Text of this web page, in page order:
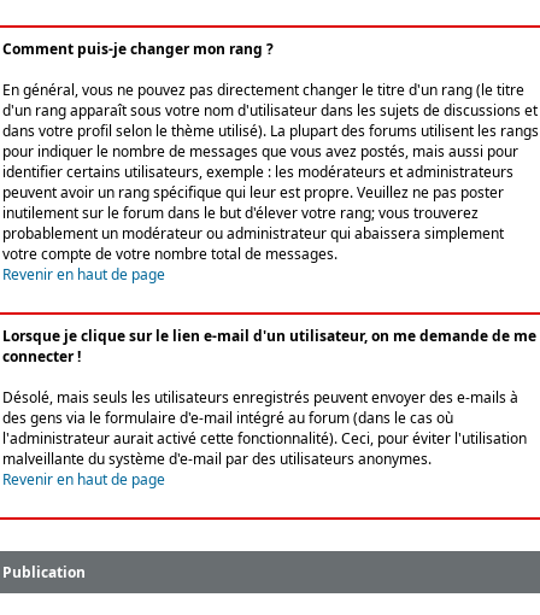
Comment puis-je changer mon rang ?
En général, vous ne pouvez pas directement changer le titre d'un rang (le titre
d'un rang apparaît sous votre nom d'utilisateur dans les sujets de discussions et
dans votre profil selon le thème utilisé). La plupart des forums utilisent les rangs
pour indiquer le nombre de messages que vous avez postés, mais aussi pour
identifier certains utilisateurs, exemple : les modérateurs et administrateurs
peuvent avoir un rang spécifique qui leur est propre. Veuillez ne pas poster
inutilement sur le forum dans le but d'élever votre rang; vous trouverez
probablement un modérateur ou administrateur qui abaissera simplement
votre compte de votre nombre total de messages.
Revenir en haut de page
Lorsque je clique sur le lien e-mail d'un utilisateur, on me demande de me
connecter !
Désolé, mais seuls les utilisateurs enregistrés peuvent envoyer des e-mails à
des gens via le formulaire d'e-mail intégré au forum (dans le cas où
l'administrateur aurait activé cette fonctionnalité). Ceci, pour éviter l'utilisation
malveillante du système d'e-mail par des utilisateurs anonymes.
Revenir en haut de page
Publication